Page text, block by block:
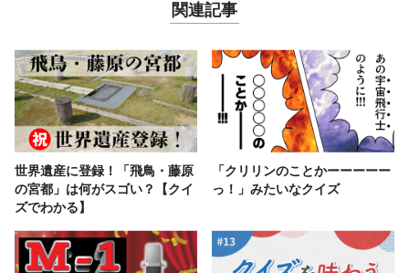
関連記事
世界遺産に登録！「飛鳥・藤原
の宮都」は何がスゴい？【クイ
ズでわかる】
「クリリンのことかーーーーー
っ！」みたいなクイズ